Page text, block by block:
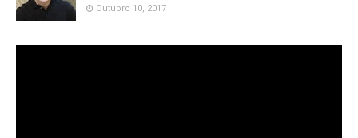
Outubro 10, 2017